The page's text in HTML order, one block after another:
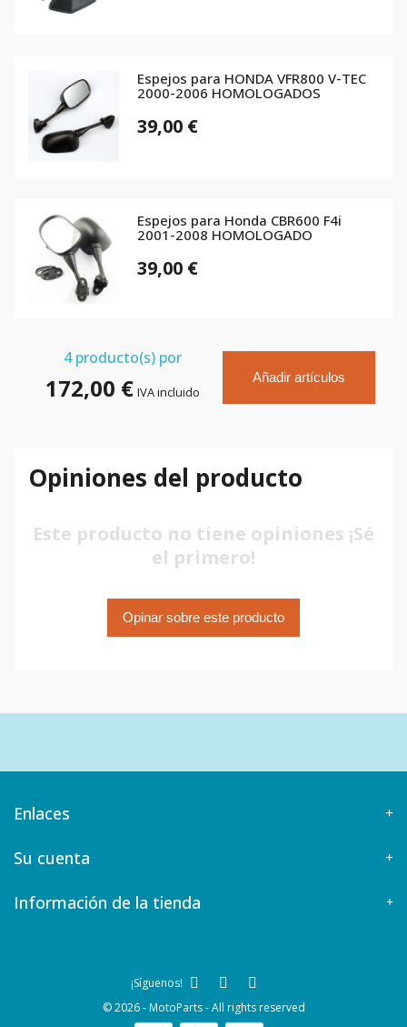
Espejos para HONDA VFR800 V-TEC
2000-2006 HOMOLOGADOS
39,00 €
Espejos para Honda CBR600 F4i
2001-2008 HOMOLOGADO
39,00 €
4producto(s) por
172,00 € IVA incluido
Añadir artículos
Opiniones del producto
Este producto no tiene opiniones ¡Sé
el primero!
Opinar sobre este producto
Enlaces
Su cuenta
Información de la tienda
© 2026 - MotoParts - All rights reserved
¡Síguenos!